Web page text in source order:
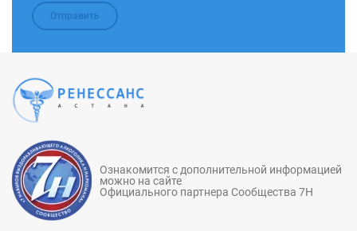
Ознакомится с дополнительной информацией
можно на сайте
Официального партнера Сообщества 7Н